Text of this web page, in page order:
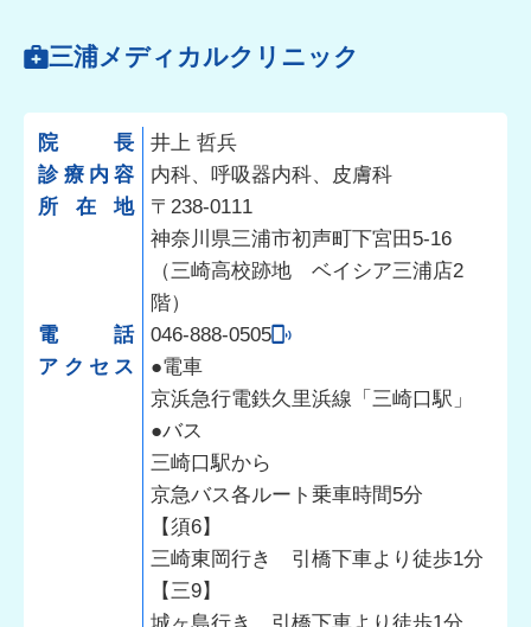
三浦メディカルクリニック
院長
井上 哲兵
診療内容
内科、呼吸器内科、皮膚科
所在地
〒238-0111
神奈川県三浦市初声町下宮田5-16
（三崎高校跡地 ベイシア三浦店2
階）
電話
046-888-0505
アクセス
●電車
京浜急行電鉄久里浜線「三崎口駅」
●バス
三崎口駅から
京急バス各ルート乗車時間5分
【須6】
三崎東岡行き 引橋下車より徒歩1分
【三9】